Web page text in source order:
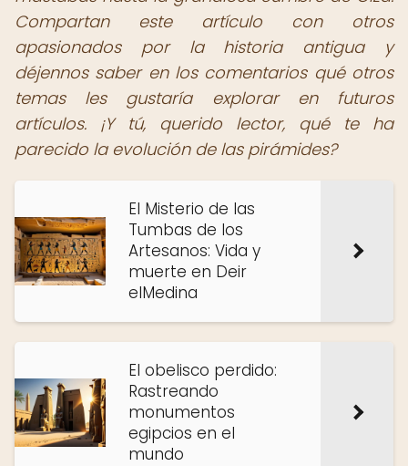
Compartan este artículo con otros
apasionados por la historia antigua y
déjennos saber en los comentarios qué otros
temas les gustaría explorar en futuros
artículos. ¡Y tú, querido lector, qué te ha
parecido la evolución de las pirámides?
El Misterio de las
Tumbas de los
Artesanos: Vida y
muerte en Deir
elMedina
El obelisco perdido:
Rastreando
monumentos
egipcios en el
mundo